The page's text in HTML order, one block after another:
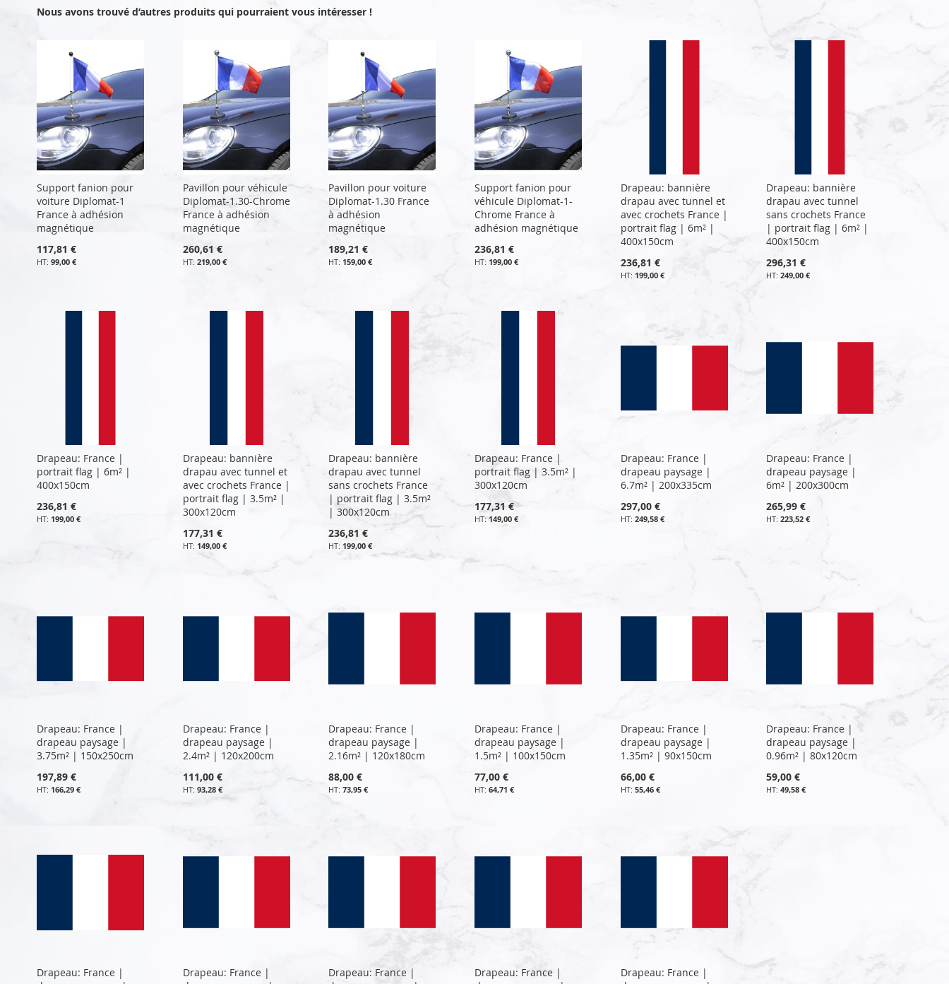
Nous avons trouvé d’autres produits qui pourraient vous intéresser !
Support fanion pour
voiture Diplomat-1
France à adhésion
magnétique
117,81 €
99,00 €
Pavillon pour véhicule
Diplomat-1.30-Chrome
France à adhésion
magnétique
260,61 €
219,00 €
Pavillon pour voiture
Diplomat-1.30 France
à adhésion
magnétique
189,21 €
159,00 €
Support fanion pour
véhicule Diplomat-1-
Chrome France à
adhésion magnétique
236,81 €
199,00 €
Drapeau: bannière
drapau avec tunnel et
avec crochets France |
portrait flag | 6m² |
400x150cm
236,81 €
199,00 €
Drapeau: bannière
drapau avec tunnel
sans crochets France
| portrait flag | 6m² |
400x150cm
296,31 €
249,00 €
Drapeau: France |
portrait flag | 6m² |
400x150cm
236,81 €
199,00 €
Drapeau: bannière
drapau avec tunnel et
avec crochets France |
portrait flag | 3.5m² |
300x120cm
177,31 €
149,00 €
Drapeau: bannière
drapau avec tunnel
sans crochets France
| portrait flag | 3.5m²
| 300x120cm
236,81 €
199,00 €
Drapeau: France |
portrait flag | 3.5m² |
300x120cm
177,31 €
149,00 €
Drapeau: France |
drapeau paysage |
6.7m² | 200x335cm
297,00 €
249,58 €
Drapeau: France |
drapeau paysage |
6m² | 200x300cm
265,99 €
223,52 €
Drapeau: France |
drapeau paysage |
3.75m² | 150x250cm
197,89 €
166,29 €
Drapeau: France |
drapeau paysage |
2.4m² | 120x200cm
111,00 €
93,28 €
Drapeau: France |
drapeau paysage |
2.16m² | 120x180cm
88,00 €
73,95 €
Drapeau: France |
drapeau paysage |
1.5m² | 100x150cm
77,00 €
64,71 €
Drapeau: France |
drapeau paysage |
1.35m² | 90x150cm
66,00 €
55,46 €
Drapeau: France |
drapeau paysage |
0.96m² | 80x120cm
59,00 €
49,58 €
Drapeau: France |
Drapeau: France |
Drapeau: France |
Drapeau: France |
Drapeau: France |